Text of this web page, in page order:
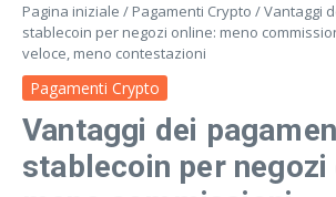
Pagina iniziale / Pagamenti Crypto /Vantaggi
stablecoin per negozi online: meno
veloce, meno contestazioni
Pagamenti Crypto
Vantaggi dei
stablecoin per negozi